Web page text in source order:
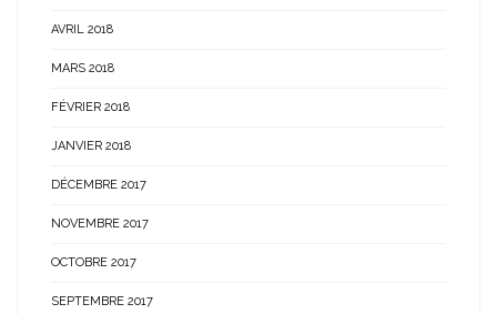
AVRIL 2018
MARS 2018
FÉVRIER 2018
JANVIER 2018
DÉCEMBRE 2017
NOVEMBRE 2017
OCTOBRE 2017
SEPTEMBRE 2017